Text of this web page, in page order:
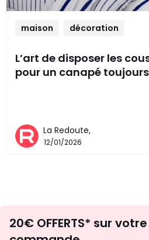
maison décoration
L’art de disposer les
pour un canapé
La Redoute,
12/01/2026
20€ OFFERTS* sur